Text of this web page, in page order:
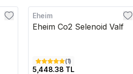
Kargo Bedava
Eheim
Eheim Co2 Selenoid Valf
(1)
5,448.38 TL